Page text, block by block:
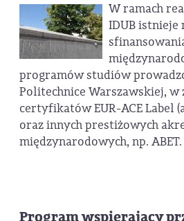
W ramach
IDUB istnieje
programów studiów
Politechnice Warszawskiej, w
certyfikatów EUR-ACE Label
oraz innych prestiżowych
międzynarodowych, np. ABET.
Program wspierający